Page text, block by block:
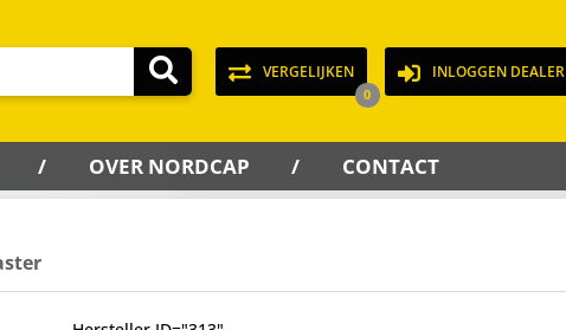
VERGELIJKEN
0
INLOGGEN DEALER
OVER NORDCAP CONTACT